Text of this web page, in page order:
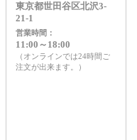
東京都世田谷区北沢3-
21-1
営業時間：
11:00～18:00
（オンラインでは24時間ご
注文が出来ます。）